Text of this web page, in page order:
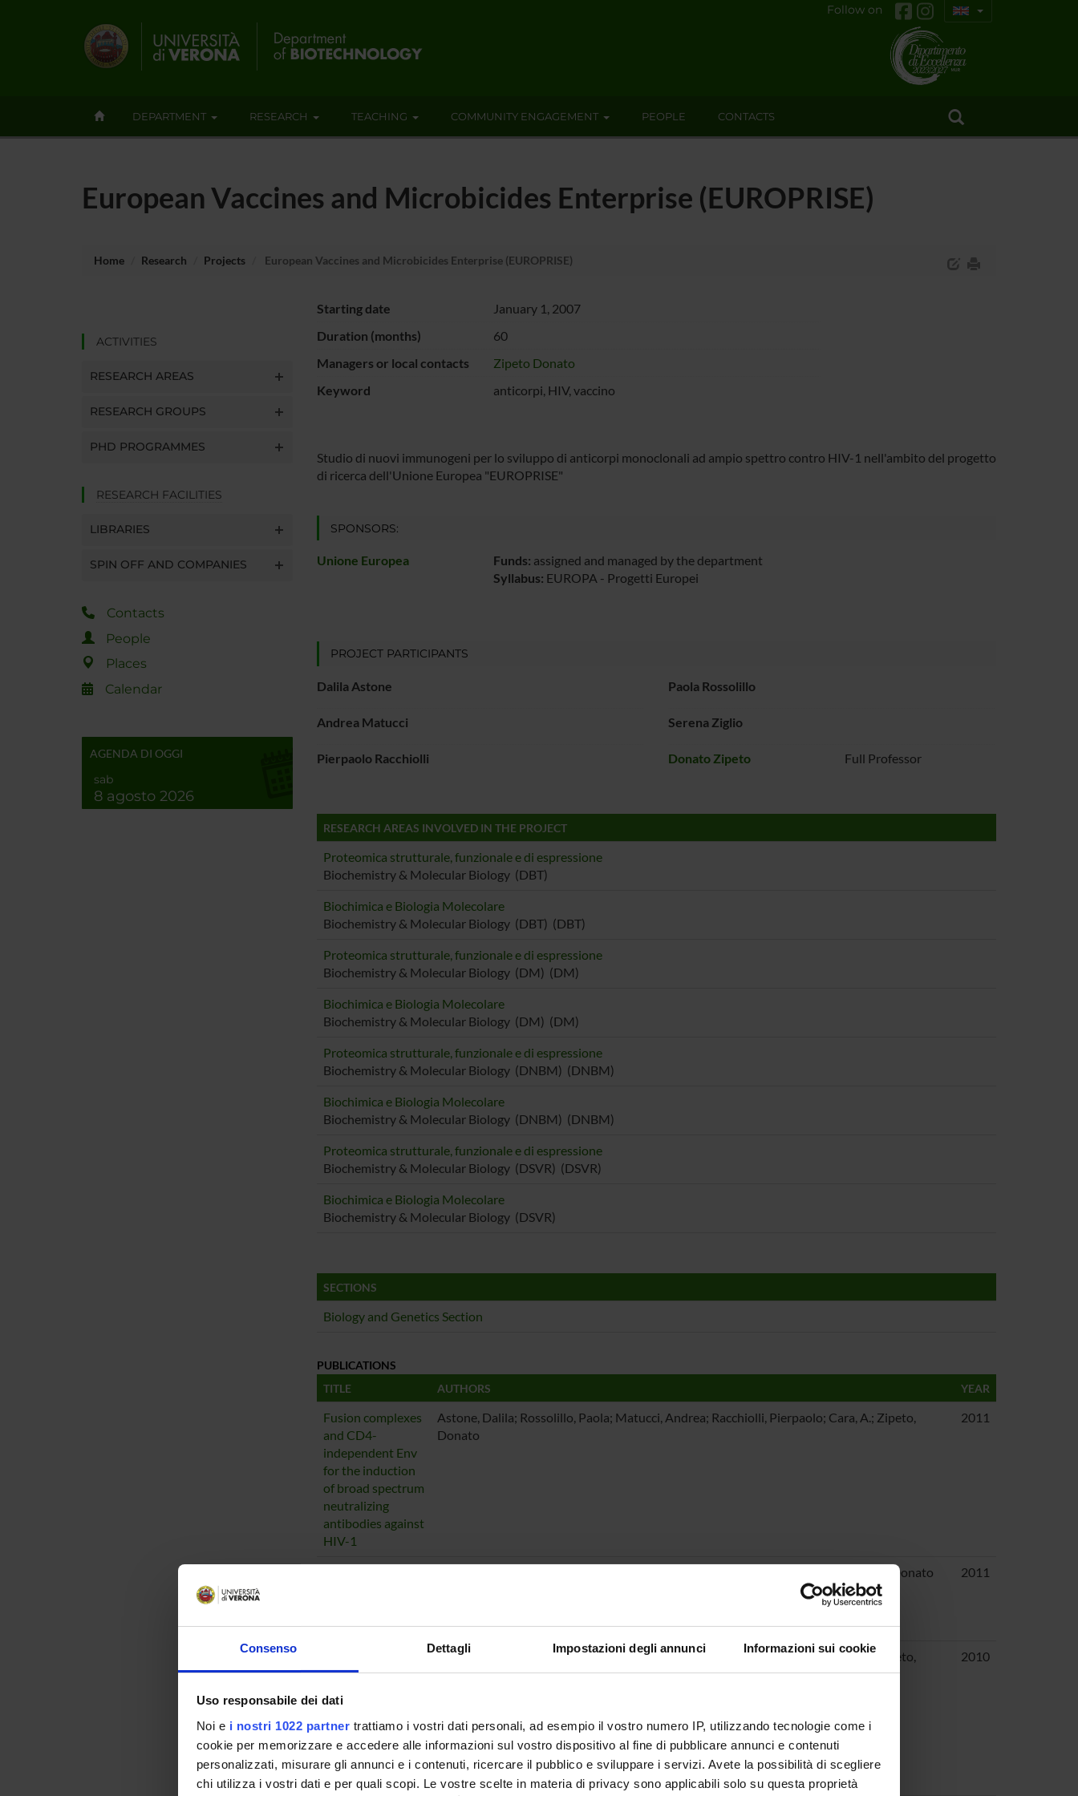
Consenso Dettagli Impostazioni degli annunci Informazioni sui cookie
Uso responsabile dei dati
Noi e i nostri 1022 partner trattiamo i vostri dati personali, ad esempio il vostro numero IP, utilizzando tecnologie come i
cookie per memorizzare e accedere alle informazioni sul vostro dispositivo al fine di pubblicare annunci e contenuti
personalizzati, misurare gli annunci e i contenuti, ricercare il pubblico e sviluppare i servizi. Avete la possibilità di scegliere
chi utilizza i vostri dati e per quali scopi. Le vostre scelte in materia di privacy sono applicabili solo su questa proprietà
Follow on
DEPARTMENT RESEARCH TEACHING COMMUNITY ENGAGEMENT PEOPLE CONTACTS
European Vaccines and Microbicides Enterprise (EUROPRISE)
Home Research Projects European Vaccines and Microbicides Enterprise (EUROPRISE)
ACTIVITIES
RESEARCH AREAS
RESEARCH GROUPS
PHD PROGRAMMES
RESEARCH FACILITIES
LIBRARIES
SPIN OFF AND COMPANIES
Contacts
People
Places
Calendar
AGENDA DI OGGI
sab
8 agosto 2026
Starting date
January 1, 2007
Duration (months)
60
Managers or local contacts
Zipeto Donato
Keyword
anticorpi, HIV, vaccino
Studio di nuovi immunogeni per lo sviluppo di anticorpi monoclonali ad ampio spettro contro HIV-1 nell'ambito del progetto
di ricerca dell'Unione Europea "EUROPRISE"
SPONSORS:
Unione Europea Funds: assigned and managed by the department
Syllabus: EUROPA - Progetti Europei
PROJECT PARTICIPANTS
Dalila Astone
Andrea Matucci
Pierpaolo Racchiolli
Paola Rossolillo
Serena Ziglio
Donato Zipeto Full Professor
RESEARCH AREAS INVOLVED IN THE PROJECT
Proteomica strutturale, funzionale e di espressione
Biochemistry & Molecular Biology (DBT)
Biochimica e Biologia Molecolare
Biochemistry & Molecular Biology (DBT) (DBT)
Proteomica strutturale, funzionale e di espressione
Biochemistry & Molecular Biology (DM) (DM)
Biochimica e Biologia Molecolare
Biochemistry & Molecular Biology (DM) (DM)
Proteomica strutturale, funzionale e di espressione
Biochemistry & Molecular Biology (DNBM) (DNBM)
Biochimica e Biologia Molecolare
Biochemistry & Molecular Biology (DNBM) (DNBM)
Proteomica strutturale, funzionale e di espressione
Biochemistry & Molecular Biology (DSVR) (DSVR)
Biochimica e Biologia Molecolare
Biochemistry & Molecular Biology (DSVR)
SECTIONS
Biology and Genetics Section
PUBLICATIONS
TITLE
AUTHORS YEAR
Fusion complexes
and CD4-
independent Env
for the induction
of broad spectrum
neutralizing
antibodies against
HIV-1
Astone, Dalila; Rossolillo, Paola; Matucci, Andrea; Racchiolli, Pierpaolo; Cara, A.; Zipeto,
Donato
2011
infectivity
Turci, Marco; Racchiolli, Pierpaolo; Ziglio, Serena; Astone, Dalila; Blanco, A.; Zipeto, Donato 2011
and CD4-
for the induction
of broad spectrum
neutralizing
antibodies against
HIV-1
Astone, Dalila; Rossolillo, Paola; Matucci, Andrea; Racchiolli, Pierpaolo; Cara, A.; Zipeto,
Donato
2010